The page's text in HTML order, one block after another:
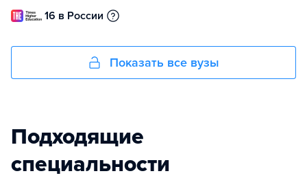
16 в России
Показать все вузы
Подходящие
специальности